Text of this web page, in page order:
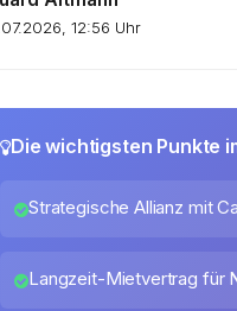
12:56 Uhr
Die wichtigsten Punkte
Strategische Allianz mit
Langzeit-Mietvertrag für